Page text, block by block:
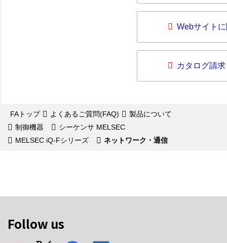
Webサイト
カタログ請求
FAトップ よくあるご質問(FAQ)
製品について
制御機器
シーケンサ MELSEC
MELSEC iQ-Fシリーズ
ネットワーク・通信
Follow us